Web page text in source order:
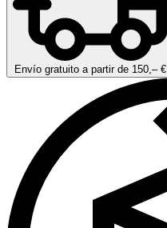
Envío gratuito a partir de 150,– €